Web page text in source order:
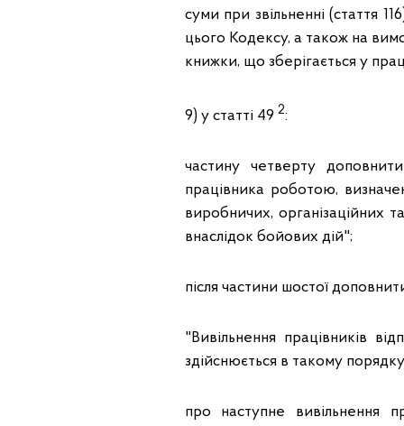
суми при звільненні (стаття
цього Кодексу, а також на
книжки, що зберігається у
9) у статті 49 2:
частину четверту
працівника роботою,
виробничих, організаційних
внаслідок бойових дій";
після частини шостої
"Вивільнення працівників
здійснюється в такому
про наступне вивільнення